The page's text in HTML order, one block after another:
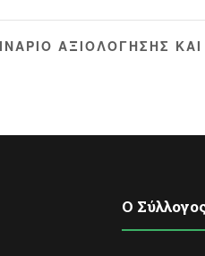
ΑΞΙΟΛΟΓΗΣΗΣ
O